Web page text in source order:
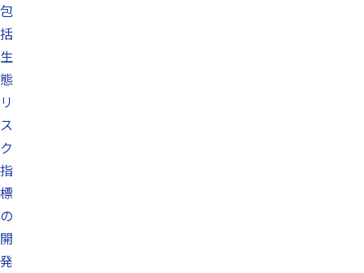
包
括
生
態
リ
ス
ク
指
標
の
開
発